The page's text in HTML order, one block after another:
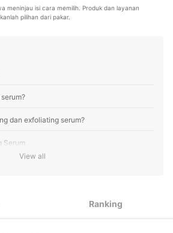
konten, mulai dari kosmetik, kebutuhan
elektronik rumah tangga, hingga jasa bisa
meninjau isi cara memilih. Produk dan layanan
pilihan dari pakar.
dan exfoliating serum?
Serum
pori-pori
View all
Ranking